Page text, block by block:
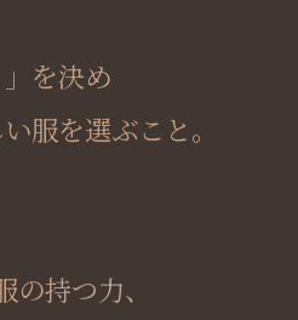
」を決め
服を選ぶこと。
持つ力、